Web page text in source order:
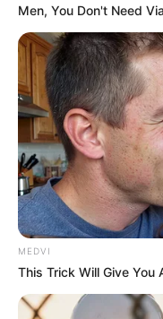
ภาพรวมดวงชะตาใ
เพราะเริ่มมองอนาค
แล้ว
ช่วงวันที่ 1 – 10อารม
เพราะมีคนมาวุ่นวาย
ปล่อยวาง จะทำให้ส
Men, You Don't Need
MEDVI
This Trick Will Give You